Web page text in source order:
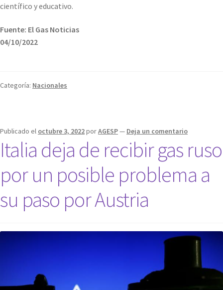
científico y educativo.
Fuente: El Gas Noticias
04/10/2022
Categoría: Nacionales
Publicado el octubre 3, 2022porAGESP— Deja un comentario
Italia deja de recibir gas ruso
por un posible problema a
su paso por Austria